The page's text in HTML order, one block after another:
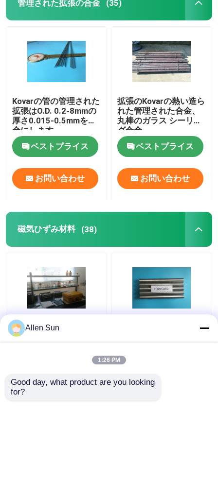
管理された拡張の合金 (35)
Kovarの管の管理された
拡張はO.D. 0.2-8mmの
厚さ0.015-0.5mmを合
金にします
ベストプライス
お問い合わせ
拡張のKovarの熱い造ら
れた管理された合金、
丸棒のガラス シーリン
グ合金
ベストプライス
お問い合わせ
磁気ひずみ材料 (38)
パーメンダー- 49の合
金の磁気ひずみの物質
パーメンダー2V柔らか
50の合金
Allen Sun
1:26 PM
Good day, what product are you looking
for?